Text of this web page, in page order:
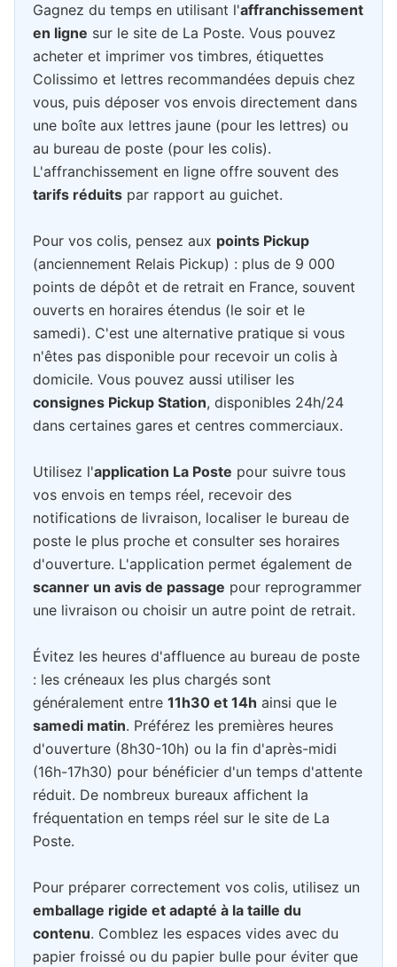
Gagnez du temps en utilisant l'affranchissement
en ligne sur le site de La Poste. Vous pouvez
acheter et imprimer vos timbres, étiquettes
Colissimo et lettres recommandées depuis chez
vous, puis déposer vos envois directement dans
une boîte aux lettres jaune (pour les lettres) ou
au bureau de poste (pour les colis).
L'affranchissement en ligne offre souvent des
tarifs réduits par rapport au guichet.
Pour vos colis, pensez aux points Pickup
(anciennement Relais Pickup) : plus de 9 000
points de dépôt et de retrait en France, souvent
ouverts en horaires étendus (le soir et le
samedi). C'est une alternative pratique si vous
n'êtes pas disponible pour recevoir un colis à
domicile. Vous pouvez aussi utiliser les
consignes Pickup Station, disponibles 24h/24
dans certaines gares et centres commerciaux.
Utilisez l'application La Poste pour suivre tous
vos envois en temps réel, recevoir des
notifications de livraison, localiser le bureau de
poste le plus proche et consulter ses horaires
d'ouverture. L'application permet également de
scanner un avis de passage pour reprogrammer
une livraison ou choisir un autre point de retrait.
Évitez les heures d'affluence au bureau de poste
: les créneaux les plus chargés sont
généralement entre 11h30 et 14h ainsi que le
samedi matin. Préférez les premières heures
d'ouverture (8h30-10h) ou la fin d'après-midi
(16h-17h30) pour bénéficier d'un temps d'attente
réduit. De nombreux bureaux affichent la
fréquentation en temps réel sur le site de La
Poste.
Pour préparer correctement vos colis, utilisez un
emballage rigide et adapté à la taille du
contenu. Comblez les espaces vides avec du
papier froissé ou du papier bulle pour éviter que